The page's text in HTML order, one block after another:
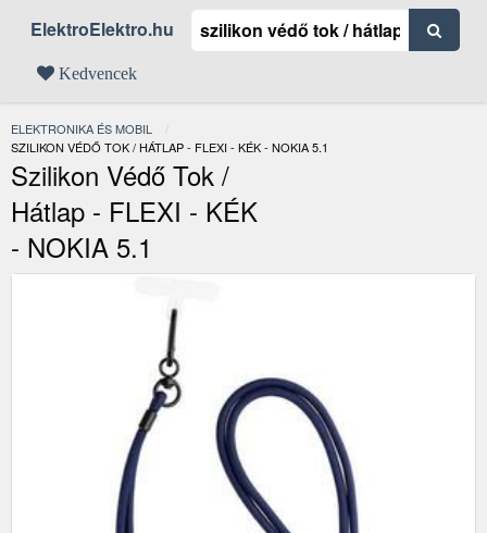
ElektroElektro.hu
Kedvencek
ELEKTRONIKA ÉS MOBIL
JELENLEGI:
SZILIKON VÉDŐ TOK / HÁTLAP - FLEXI - KÉK - NOKIA 5.1
Szilikon Védő Tok /
Hátlap - FLEXI - KÉK
- NOKIA 5.1